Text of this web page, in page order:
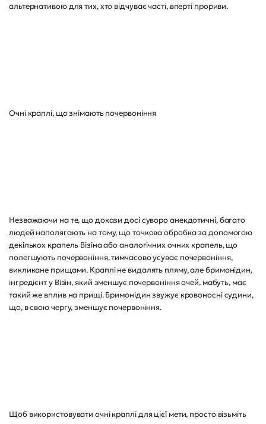
альтернативою для тих, хто відчуває часті, вперті прориви.
Очні краплі, що знімають почервоніння
Незважаючи на те, що докази досі суворо анекдотичні, багато
людей наполягають на тому, що точкова обробка за допомогою
декількох крапель Візіна або аналогічних очних крапель, що
полегшують почервоніння, тимчасово усуває почервоніння,
викликане прищами. Краплі не видалять пляму, але бримонідин,
інгредієнт у Візін, який зменшує почервоніння очей, мабуть, має
такий же вплив на прищі. Бримонідин звужує кровоносні судини,
що, в свою чергу, зменшує почервоніння.
Щоб використовувати очні краплі для цієї мети, просто візьміть